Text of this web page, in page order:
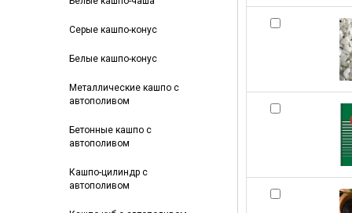
Серые кашпо-конус
Белые кашпо-конус
Металлические кашпо с
автополивом
Бетонные кашпо с
автополивом
Кашпо-цилиндр с
автополивом